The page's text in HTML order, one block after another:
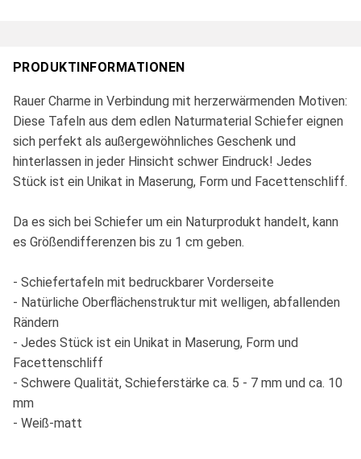
PRODUKTINFORMATIONEN
Rauer Charme in Verbindung mit herzerwärmenden Motiven:
Diese Tafeln aus dem edlen Naturmaterial Schiefer eignen
sich perfekt als außergewöhnliches Geschenk und
hinterlassen in jeder Hinsicht schwer Eindruck! Jedes
Stück ist ein Unikat in Maserung, Form und Facettenschliff.
Da es sich bei Schiefer um ein Naturprodukt handelt, kann
es Größendifferenzen bis zu 1 cm geben.
- Schiefertafeln mit bedruckbarer Vorderseite
- Natürliche Oberflächenstruktur mit welligen, abfallenden
Rändern
- Jedes Stück ist ein Unikat in Maserung, Form und
Facettenschliff
- Schwere Qualität, Schieferstärke ca. 5 - 7 mm und ca. 10
mm
- Weiß-matt